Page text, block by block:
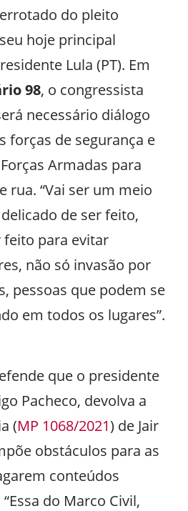
do pleito
hoje principal
Lula (PT). Em
98, o congressista
necessário diálogo
forças de segurança e
Armadas para
rua. “Vai ser um meio
de ser feito,
feito para evitar
não só invasão por
pessoas que podem se
em todos os lugares”.
que o presidente
Pacheco, devolva a
(MP 1068/2021) de Jair
obstáculos para as
conteúdos
do Marco Civil,